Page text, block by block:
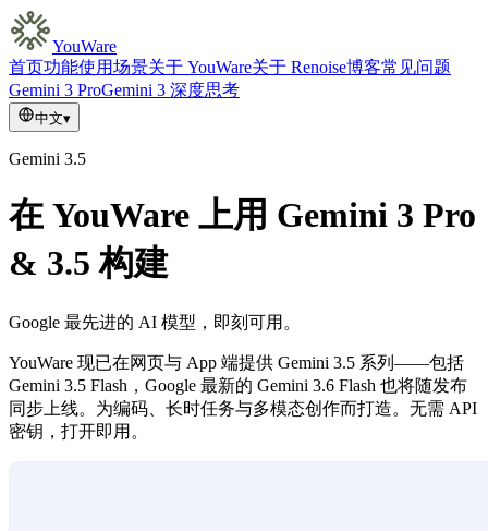
YouWare
首页功能使用场景关于 YouWare关于 Renoise博客常见问题
Gemini 3 ProGemini 3 深度思考
中文▾
Gemini 3.5
在 YouWare 上用 Gemini 3 Pro
& 3.5 构建
Google 最先进的 AI 模型，即刻可用。
YouWare 现已在网页与 App 端提供 Gemini 3.5 系列——包括
Gemini 3.5 Flash，Google 最新的 Gemini 3.6 Flash 也将随发布
同步上线。为编码、长时任务与多模态创作而打造。无需 API
密钥，打开即用。